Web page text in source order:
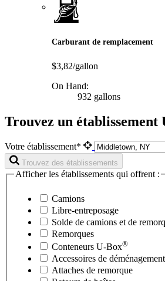
Carburant de remplacement
$3,82/gallon
On Hand:
932 gallons
Trouvez un établissement
Votre établissement*
Trouvez des établissements
Afficher les établissements qui offrent :
Camions
Libre-entreposage
Solde de camions et de
Remorques
Conteneurs U-Box®
Accessoires de déménagement
Attaches de remorque